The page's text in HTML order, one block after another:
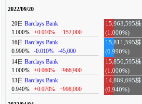
2022/09/20
20日 Barclays Bank
1.000%
+0.010% +152,000
15,963,595株
(1.000%)
16日 Barclays Bank
0.990%
-0.010% -45,000
15,811,595株
(0.990%)
14日 Barclays Bank
1.000%
+0.060% +966,900
15,856,595株
(1.000%)
13日 Barclays Bank
0.940%
+0.070% +998,000
14,889,695株
(0.940%)